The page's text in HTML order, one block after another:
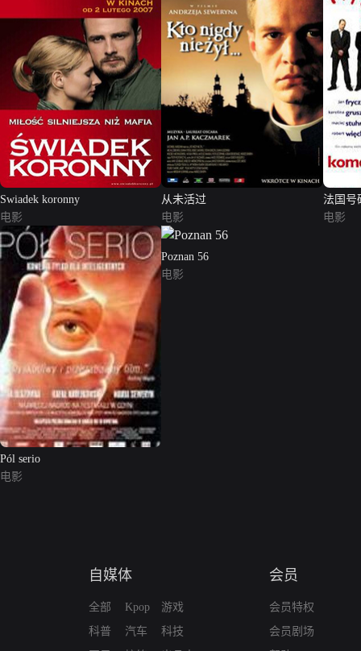
Swiadek koronny
电影
从未活过
电影
法国号
电影
Pól serio
电影
Poznan 56
电影
自媒体
全部
科普
Kpop
汽车
游戏
科技
会员
会员特权
会员剧场